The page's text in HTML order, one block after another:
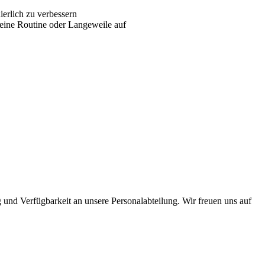
zu verbessern
Routine oder Langeweile auf
Verfügbarkeit an unsere Personalabteilung. Wir freuen uns auf